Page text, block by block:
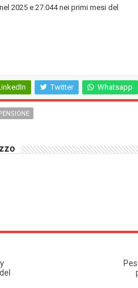
2025 e 27.044 nei primi mesi del
Twitter Whatsapp